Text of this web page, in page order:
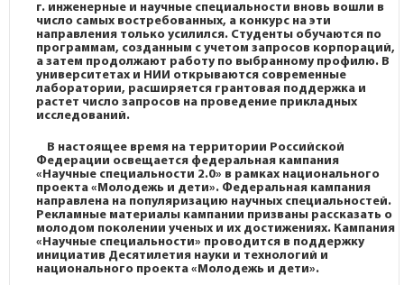
г. инженерные и научные специальности вновь вошли в
число самых востребованных, а конкурс на эти
направления только усилился. Студенты обучаются по
программам, созданным с учетомзапросов корпораций,
а затем продолжают работу по выбранному профилю. В
университетах и НИИ открываются современные
лаборатории, расширяется грантовая поддержка и
растет число запросов на проведение прикладных
исследований.
В настоящее время на территории Российской
Федерации освещается федеральная кампания
«Научные специальности 2.0» в рамках национального
проекта «Молодежь и дети». Федеральная кампания
направлена на популяризацию научных специальностей.
Рекламные материалы кампании призваны рассказать о
молодом поколении ученых и их достижениях. Кампания
«Научные специальности» проводится в поддержку
инициатив Десятилетия науки и технологий и
национального проекта «Молодежь и дети».